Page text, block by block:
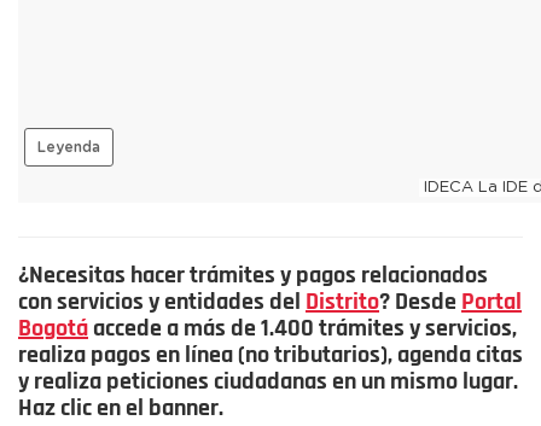
¿Necesitas hacer trámites y pagos relacionados
con servicios y entidades del Distrito? Desde Portal
Bogotáaccede a más de 1.400 trámites y servicios,
realiza pagos en línea (no tributarios), agenda citas
y realiza peticiones ciudadanas en un mismo lugar.
Haz clic en el banner.